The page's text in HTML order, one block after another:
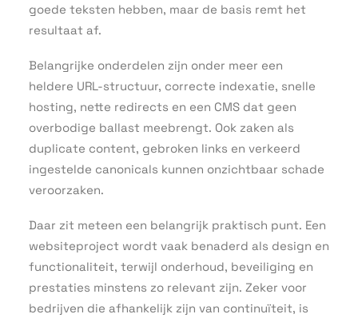
goede teksten hebben, maar de basis remt het
resultaat af.
Belangrijke onderdelen zijn onder meer een
heldere URL-structuur, correcte indexatie, snelle
hosting, nette redirects en een CMS dat geen
overbodige ballast meebrengt. Ook zaken als
duplicate content, gebroken links en verkeerd
ingestelde canonicals kunnen onzichtbaar schade
veroorzaken.
Daar zit meteen een belangrijk praktisch punt. Een
websiteproject wordt vaak benaderd als design en
functionaliteit, terwijl onderhoud, beveiliging en
prestaties minstens zo relevant zijn. Zeker voor
bedrijven die afhankelijk zijn van continuïteit, is